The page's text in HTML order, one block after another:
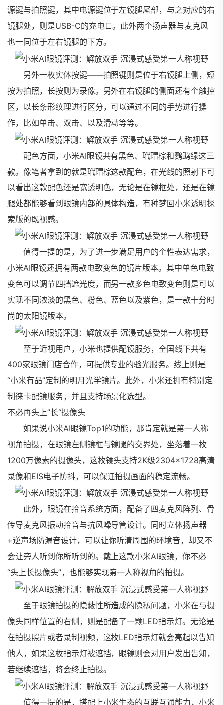
源键与拍照键，其中电源键位于左镜腿尾部，与之对应的右
镜腿处，则是USB-C的充电口。此外两个扬声器与麦克风
也一同位于左右镜腿的下方。
另外一枚实体按键——拍照键则是位于右镜腿上侧，短
按为拍照，长按则为录像。另外在右镜腿的侧面还有个触控
区，以长条形纹理进行区分，可以通过不同的手势进行操
作，比如单击、双击、以及滑动等等。
配色方面，小米AI眼镜共有黑色、玳瑁棕和鹦鹉绿这三
款。像笔者拿到的就是玳瑁棕这款配色，在光线的照射下可
以看出这款配色还是宽透明色，无论是在镜框处，还是在镜
腿处都能够看到眼镜内部的具体构造，有种梦回小米透明探
索版的既视感。
值得一提的是，为了进一步满足用户的个性表达需求，
小米AI眼镜还拥有两款电致变色的镜片版本。其中单色电致
变色可以调节四挡遮光度，而另一款多色电致变色则是可以
实现不同浓淡的黑色、粉色、蓝色以及紫色，是一款十分时
尚的太阳镜版本。
至于近视用户，小米也提供配镜服务，全国线下共有
400家眼镜门店合作，可提供专业的验光服务。线上则是
“小米有品”定制的明月光学镜片。此外，小米还拥有特别定
制徕卡配镜服务，并且支持场景化选型。
不必再头上”长“摄像头
如果说小米AI眼镜Top1的功能，那肯定就是第一人称
视角拍摄，在眼镜左侧镜框与镜腿的交界处，坐落着一枚
1200万像素的摄像头，这枚镜头支持2K级2304×1728高清
录像和EIS电子防抖，可以保证拍摄画面的稳定流畅。
此外，眼镜在拾音系统方面，配备了四麦克风阵列、骨
传导麦克风振动拾音与抗风噪导管设计。同时立体扬声器
+逆声场防漏音设计，可以让你听清周围的环境音，却又不
会让旁人听到你所听到的。戴上这款小米AI眼镜，你不必
“头上长摄像头”，也能够实现第一人称视角的拍摄。
至于眼镜拍摄的隐蔽性所造成的隐私问题，小米在与摄
像头同样位置的右侧，则是配备了一颗LED指示灯。无论是
在拍摄照片或者录制视频，这枚LED指示灯就会亮起以告知
他人，如果这枚指示灯被遮挡，眼镜则会对用户发出告知，
若继续遮挡，将会终止拍摄。
值得一提的是，搭配上小米生态的互联互通能力，小米